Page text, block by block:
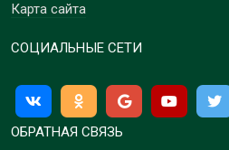
Карта сайта
СОЦИАЛЬНЫЕ СЕТИ
ОБРАТНАЯ СВЯЗЬ